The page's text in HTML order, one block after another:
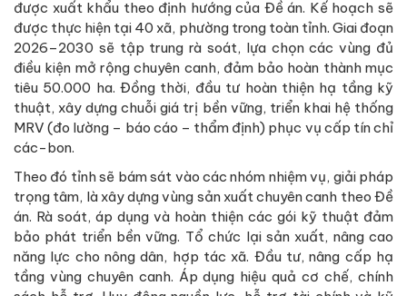
được xuất khẩu theo định hướng của Đề án. Kế hoạch sẽ
được thực hiện tại 40 xã, phường trong toàn tỉnh. Giai đoạn
2026–2030 sẽ tập trung rà soát, lựa chọn các vùng đủ
điều kiện mở rộng chuyên canh, đảm bảo hoàn thành mục
tiêu 50.000 ha. Đồng thời, đầu tư hoàn thiện hạ tầng kỹ
thuật, xây dựng chuỗi giá trị bền vững, triển khai hệ thống
MRV (đo lường – báo cáo – thẩm định) phục vụ cấp tín chỉ
các-bon.
Theo đó tỉnh sẽ bám sát vào các nhóm nhiệm vụ, giải pháp
trọng tâm, là xây dựng vùng sản xuất chuyên canh theo Đề
án. Rà soát, áp dụng và hoàn thiện các gói kỹ thuật đảm
bảo phát triển bền vững. Tổ chức lại sản xuất, nâng cao
năng lực cho nông dân, hợp tác xã. Đầu tư, nâng cấp hạ
tầng vùng chuyên canh. Áp dụng hiệu quả cơ chế, chính